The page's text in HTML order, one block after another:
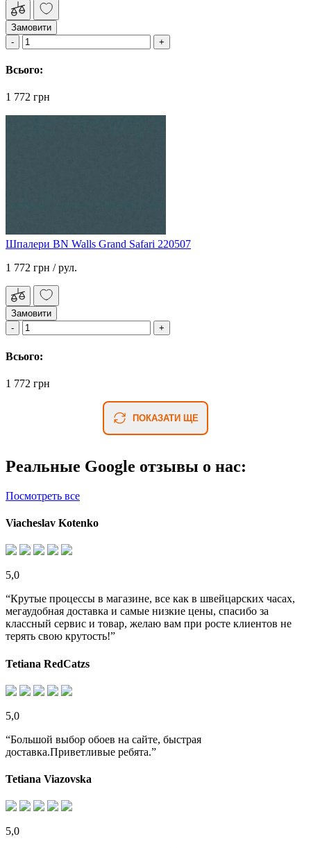
Замовити
Всього:
1 772 грн
Шпалери BN Walls Grand Safari 220507
1 772 грн / рул.
Замовити
Всього:
1 772 грн
ПОКАЗАТИ ЩЕ
Реальные Google отзывы о нас:
Посмотреть все
Viacheslav Kotenko
5,0
“Крутые процессы в магазине, все как в швейцарских часах,
мегаудобная доставка и самые низкие цены, спасибо за
классный сервис и товар, желаю вам при росте клиентов не
терять свою крутость!”
Tetiana RedCatzs
5,0
“Большой выбор обоев на сайте, быстрая
доставка.Приветливые ребята.”
Tetiana Viazovska
5,0